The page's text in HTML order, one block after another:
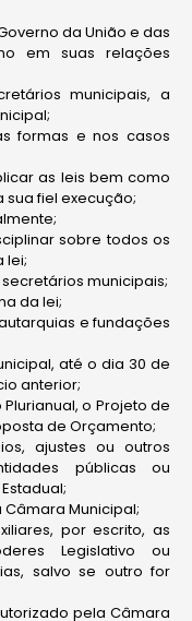
da União e das
em suas relações
municipais, a
formas e nos casos
as leis bem como
fiel execução;
sobre todos os
lei;
municipais;
da lei;
e fundações
até o dia 30 de
anterior;
o Projeto de
de Orçamento;
ajustes ou outros
públicas ou
Municipal;
por escrito, as
Legislativo ou
salvo se outro for
pela Câmara